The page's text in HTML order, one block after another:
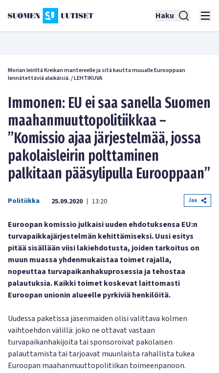
Haku
Morian leiriltä Kreikan mantereelle ja sitä kautta muualle Eurooppaan
lennätettäviä alaikäisiä./LEHTIKUVA
Immonen: EU ei saa sanella Suomen
maahanmuuttopolitiikkaa –
”Komissio ajaa järjestelmää, jossa
pakolaisleirin polttaminen
palkitaan pääsylipulla Eurooppaan”
Politiikka 25.09.2020 | 13:20 Jaa
Euroopan komissio julkaisi uuden ehdotuksensa EU:n
turvapaikkajärjestelmän kehittämiseksi. Uusi esitys
pitää sisällään viisi lakiehdotusta, joiden tarkoitus on
muun muassa yhdenmukaistaa toimet rajalla,
nopeuttaa turvapaikanhakuprosessia ja tehostaa
palautuksia. Kaikki toimet koskevat laittomasti
Euroopan unionin alueelle pyrkiviä henkilöitä.
Uudessa paketissa jäsenmaiden olisi valittava kolmen
vaihtoehdon välillä: joko ne ottavat vastaan
turvapaikanhakijoita tai sponsoroivat pakolaisen
palauttamista tai tarjoavat muunlaista rahallista tukea
Euroopan maahanmuuttopolitiikan toimeenpanoon.